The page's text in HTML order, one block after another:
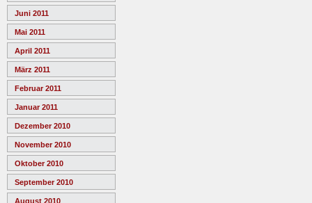
Juni 2011
Mai 2011
April 2011
März 2011
Februar 2011
Januar 2011
Dezember 2010
November 2010
Oktober 2010
September 2010
August 2010